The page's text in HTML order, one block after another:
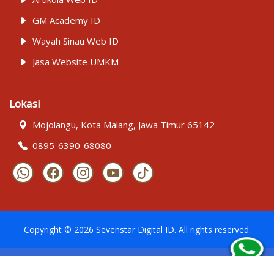
GM Academy ID
Wayah Sinau Web ID
Jasa Website UMKM
Lokasi
Mojolangu, Kota Malang, Jawa Timur 65142
0895-6390-68080
Copyright © 2026 Sevenstar Digital ID. All rights reserved.